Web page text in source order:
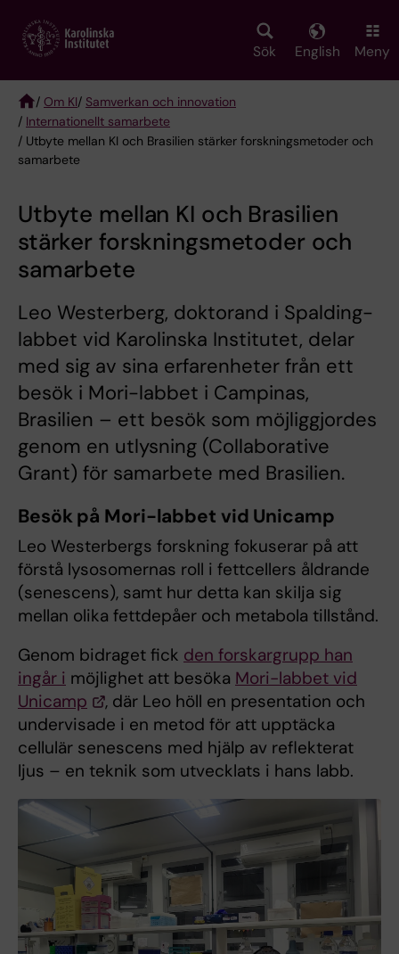
main
Sök English Meny
Breadcrumb
/ Om KI/ Samverkan och innovation
/ Internationellt samarbete
/ Utbyte mellan KI och Brasilien stärker forskningsmetoder och
samarbete
Utbyte mellan KI och Brasilien
stärker forskningsmetoder och
samarbete
Leo Westerberg, doktorand i Spalding-
labbet vid Karolinska Institutet, delar
med sig av sina erfarenheter från ett
besök i Mori-labbet i Campinas,
Brasilien – ett besök som möjliggjordes
genom en utlysning (Collaborative
Grant) för samarbete med Brasilien.
Besök på Mori-labbet vid Unicamp
Leo Westerbergs forskning fokuserar på att
förstå lysosomernas roll i fettcellers åldrande
(senescens), samt hur detta kan skilja sig
mellan olika fettdepåer och metabola tillstånd.
Genom bidraget fick den forskargrupp han
ingår i möjlighet att besöka Mori-labbet vid
Unicamp
, där Leo höll en presentation och
undervisade i en metod för att upptäcka
cellulär senescens med hjälp av reflekterat
ljus – en teknik som utvecklats i hans labb.